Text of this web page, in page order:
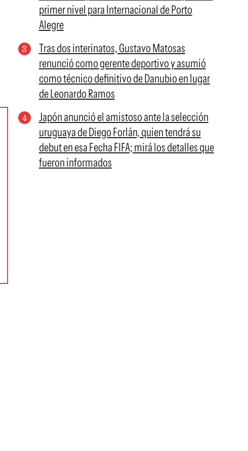
primer nivel para Internacional de Porto
Alegre
Tras dos interinatos, Gustavo Matosas
renunció como gerente deportivo y asumió
como técnico definitivo de Danubio en lugar
de Leonardo Ramos
Japón anunció el amistoso ante la selección
uruguaya de Diego Forlán, quien tendrá su
debut en esa Fecha FIFA; mirá los detalles que
fueron informados